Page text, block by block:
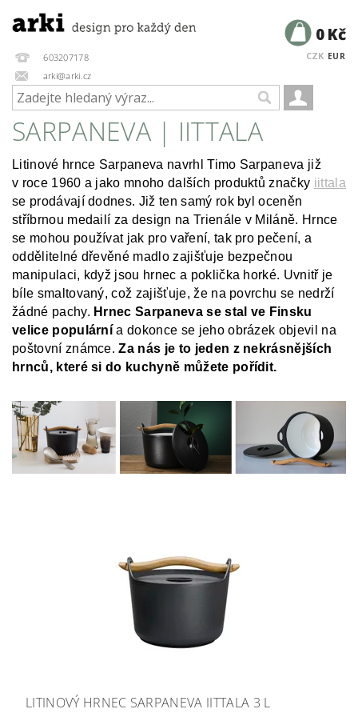
603207178
arki@arki.cz
CZK EUR
0 Kč
SARPANEVA | IITTALA
Litinové hrnce Sarpaneva navrhl Timo Sarpaneva již
v roce 1960 a jako mnoho dalších produktů značky iittala
se prodávají dodnes. Již ten samý rok byl oceněn
stříbrnou medailí za design na Trienále v Miláně. Hrnce
se mohou používat jak pro vaření, tak pro pečení, a
oddělitelné dřevěné madlo zajišťuje bezpečnou
manipulaci, když jsou hrnec a poklička horké. Uvnitř je
bíle smaltovaný, což zajišťuje, že na povrchu se nedrží
žádné pachy. Hrnec Sarpaneva se stal ve Finsku
velice populární a dokonce se jeho obrázek objevil na
poštovní známce.Za nás je to jeden z nekrásnějších
hrnců, které si do kuchyně můžete pořídit.
LITINOVÝ HRNEC SARPANEVA IITTALA 3 L